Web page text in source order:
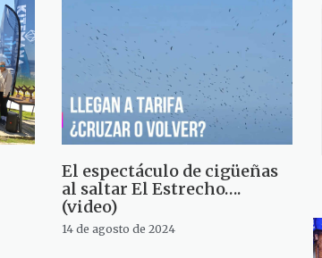
El espectáculo de cigüeñas
al saltar El Estrecho….
(video)
14 de agosto de 2024